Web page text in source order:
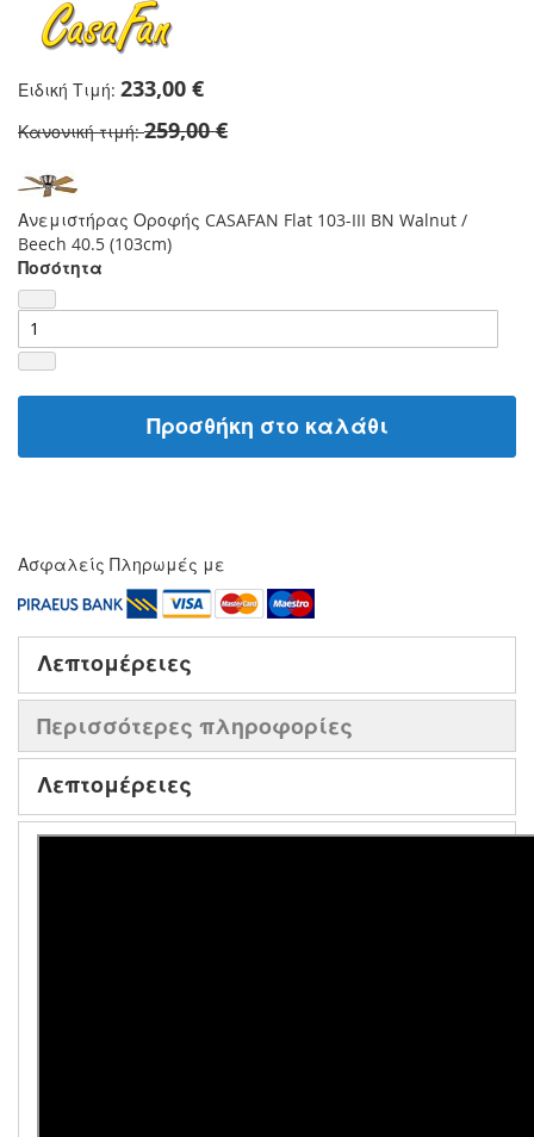
Ειδική Τιμή 233,00 €
Κανονική τιμή 259,00 €
Ανεμιστήρας Οροφής CASAFAN Flat 103-III BN Walnut /
Beech 40.5 (103cm)
Ποσότητα
Προσθήκη στο καλάθι
Ασφαλείς Πληρωμές με
Λεπτομέρειες
Περισσότερες πληροφορίες
Λεπτομέρειες